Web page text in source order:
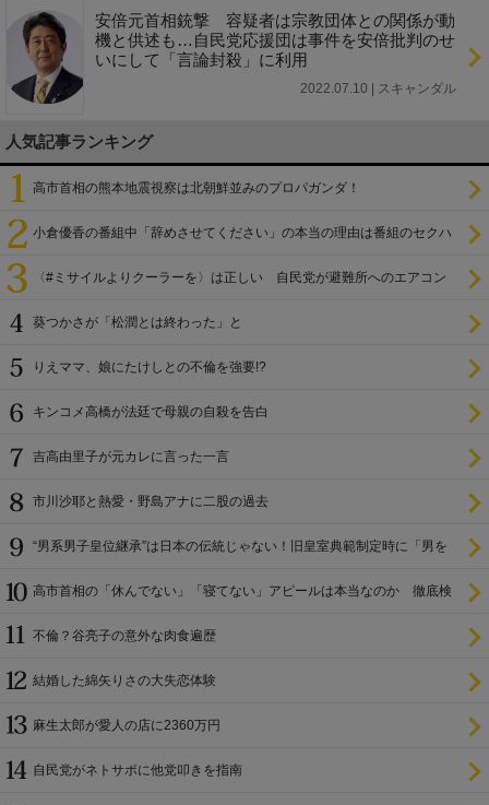
安倍元首相銃撃 容疑者は宗教団体との関係が動
機と供述も…自民党応援団は事件を安倍批判のせ
いにして「言論封殺」に利用
2022.07.10 | スキャンダル
人気記事ランキング
高市首相の熊本地震視察は北朝鮮並みのプロパガンダ！
小倉優香の番組中「辞めさせてください」の本当の理由は番組のセクハ
〈#ミサイルよりクーラーを〉は正しい 自民党が避難所へのエアコン
葵つかさが「松潤とは終わった」と
りえママ、娘にたけしとの不倫を強要!?
キンコメ高橋が法廷で母親の自殺を告白
吉高由里子が元カレに言った一言
市川沙耶と熱愛・野島アナに二股の過去
“男系男子皇位継承”は日本の伝統じゃない！旧皇室典範制定時に「男を
高市首相の「休んでない」「寝てない」アピールは本当なのか 徹底検
不倫？谷亮子の意外な肉食遍歴
結婚した綿矢りさの大失恋体験
麻生太郎が愛人の店に2360万円
自民党がネトサポに他党叩きを指南